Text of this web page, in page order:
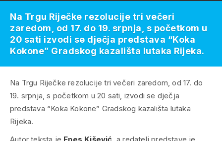
Na Trgu Riječke rezolucije tri večeri zaredom, od 17. do
19. srpnja, s početkom u 20 sati, izvodi se dječja
predstava “Koka Kokone” Gradskog kazališta lutaka
Rijeka.
Na Trgu Riječke rezolucije tri večeri
zaredom, od 17. do 19. srpnja, s početkom u
20 sati izvodi se dječja predstava “Koka
Kokone” Gradskog kazališta lutaka Rijeka.